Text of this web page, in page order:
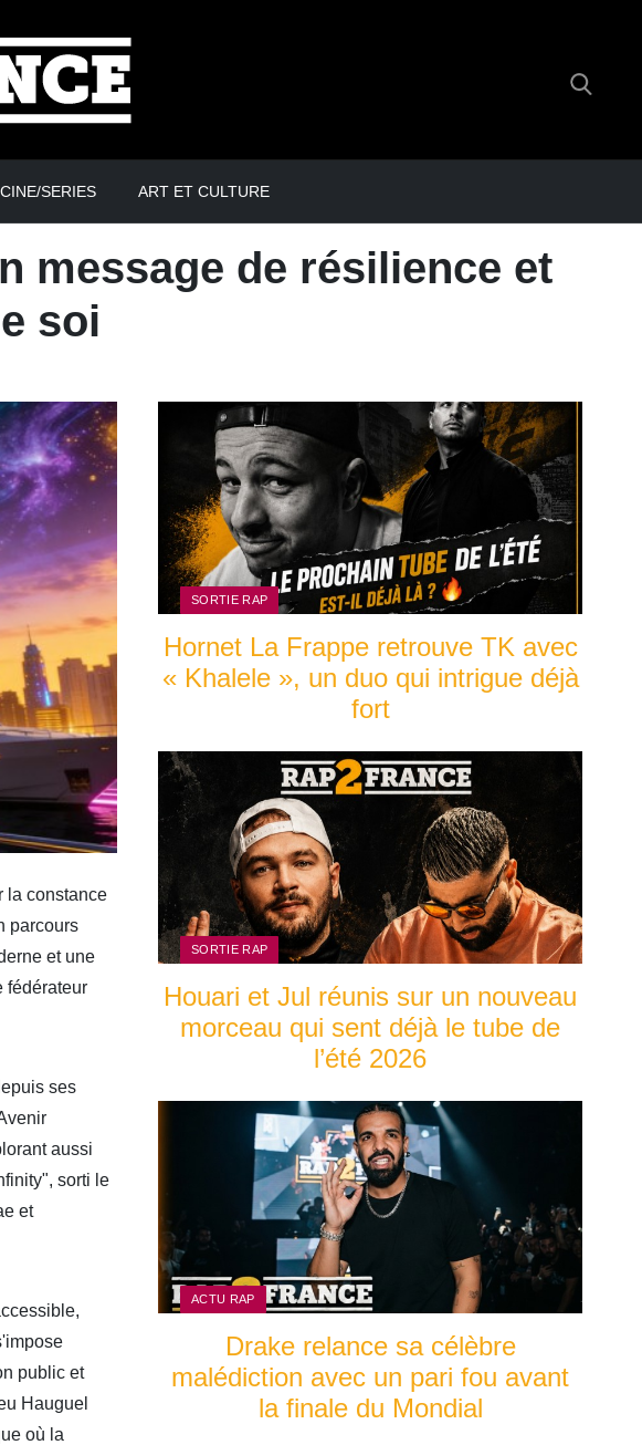
CINE/SERIES ART ET CULTURE
message de résilience et
soi
la constance
parcours
et une
fédérateur
ses
aussi
sorti le
et
public et
Hauguel
où la
SORTIE RAP
Hornet La Frappe retrouve TK avec
« Khalele », un duo qui intrigue déjà
fort
SORTIE RAP
Houari et Jul réunis sur un nouveau
morceau qui sent déjà le tube de
l’été 2026
ACTU RAP
Drake relance sa célèbre
malédiction avec un pari fou avant
la finale du Mondial